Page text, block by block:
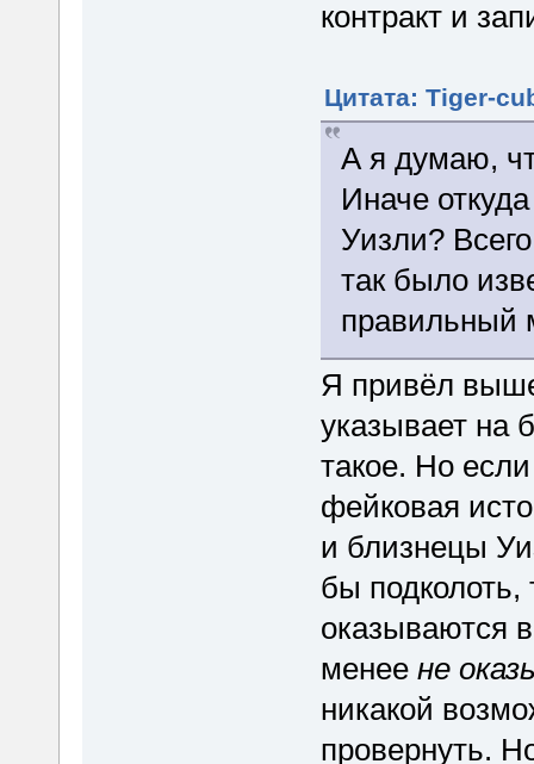
контракт и
Цитата: Tiger-
А я думаю,
Иначе
Уизли?
так было
правильный
Я привёл выше
указывает на
такое. Но
фейковая
и близнецы
бы
оказываются
менее не
никакой
провернуть.